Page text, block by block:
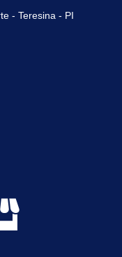
- Teresina - PI